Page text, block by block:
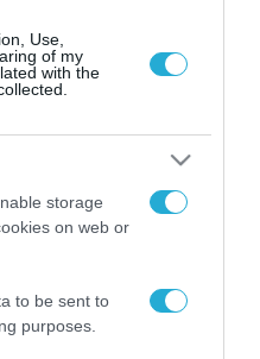
Use,
of my
with the
storage
on web or
to be sent to
purposes.